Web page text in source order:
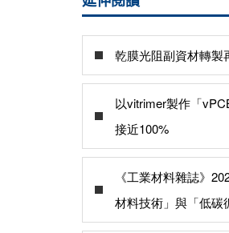
乾膜光阻副資材轉製
以vitrimer製作「
接近100%
《工業材料雜誌》
材料技術」與「低碳